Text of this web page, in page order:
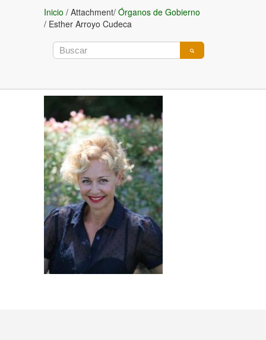
Inicio / Attachment/ Órganos de Gobierno
/ Esther Arroyo Cudeca